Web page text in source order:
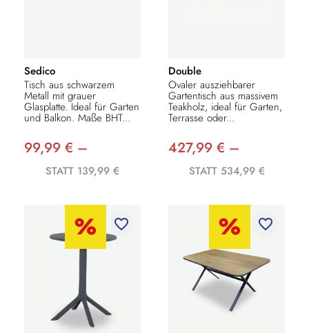
Sedico
Tisch aus schwarzem
Metall mit grauer
Glasplatte. Ideal für Garten
und Balkon. Maße BHT...
99,99 € –
STATT 139,99 €
Double
Ovaler ausziehbarer
Gartentisch aus massivem
Teakholz, ideal für Garten,
Terrasse oder...
427,99 € –
STATT 534,99 €
favorite_border favorite_border